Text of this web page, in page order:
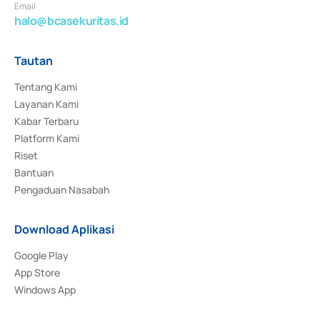
Email
halo@bcasekuritas.id
Tautan
Tentang Kami
Layanan Kami
Kabar Terbaru
Platform Kami
Riset
Bantuan
Pengaduan Nasabah
Download Aplikasi
Google Play
App Store
Windows App